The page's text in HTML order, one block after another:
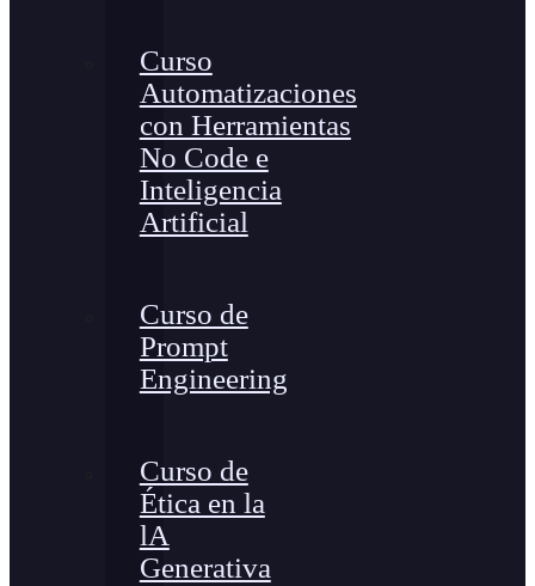
Curso
Automatizaciones
con Herramientas
No Code e
Inteligencia
Artificial
Curso de
Prompt
Engineering
Curso de
Ética en la
lA
Generativa